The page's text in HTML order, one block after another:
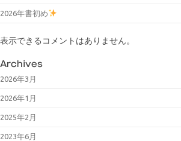
2026年書初め
表示できるコメントはありません。
Archives
2026年3月
2026年1月
2025年2月
2023年6月